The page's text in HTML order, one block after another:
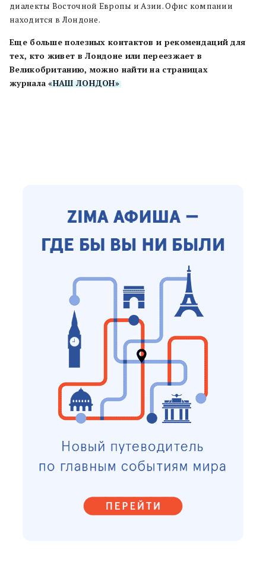
диалекты Восточной Европы и Азии. Офис компании
находится в Лондоне.
Еще больше полезных контактов и рекомендаций для
тех, кто живет в Лондоне или переезжает в
Великобританию, можно найти на страницах
журнала«НАШ ЛОНДОН».